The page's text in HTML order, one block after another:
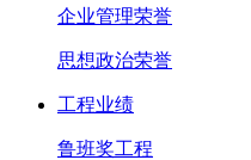
企业管理荣誉
思想政治荣誉
工程业绩
鲁班奖工程